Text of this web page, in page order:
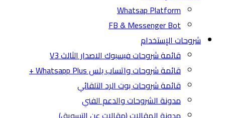
Whatsap Platform
FB & Messenger Bot
شروحات الإستخدام
قائمة شروحات فيسبوك الاصدار الثالث V3
قائمة شروحات واتساب بلس Whatsapp Plus +
قائمة شروحات بوت الرد التلقائي
مدونة الشروحات والدعم الفني